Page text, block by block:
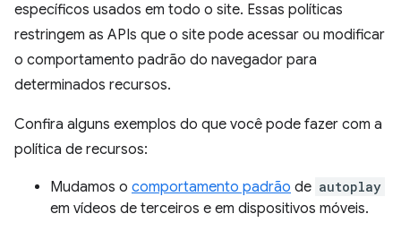
específicos usados em todo o site. Essas políticas
restringem as APIs que o site pode acessar ou modificar
o comportamento padrão do navegador para
determinados recursos.
Confira alguns exemplos do que você pode fazer com a
política de recursos:
Mudamos o comportamento padrão de autoplay
em vídeos de terceiros e em dispositivos móveis.